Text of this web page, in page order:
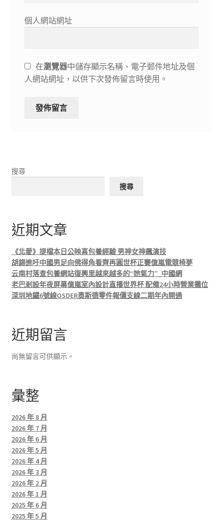
個人網站網址
在瀏覽器中儲存顯示名稱、電子郵件地址及個
人網站網址，以供下次發佈留言時使用。
搜尋
搜尋
近期文章
《北愛》提檔本日公映喜包養經驗 男神女神飆演技
胡錫進吁中國男足向佛得角看齊再圓世杯正賽億嵐電競椅夢
云南村落查包養網站復興里越來越多的“她氣力”_中國網
老巴剎設年夜屏幕億嵐室內設計直播世界杯 配備24小時營業攤位
深圳地鐵6號線OSDER奧斯德零件報價支線二期年內開通
近期留言
尚無留言可供顯示。
彙整
2026 年 8 月
2026 年 7 月
2026 年 6 月
2026 年 5 月
2026 年 4 月
2026 年 3 月
2026 年 2 月
2026 年 1 月
2025 年 6 月
2025 年 5 月